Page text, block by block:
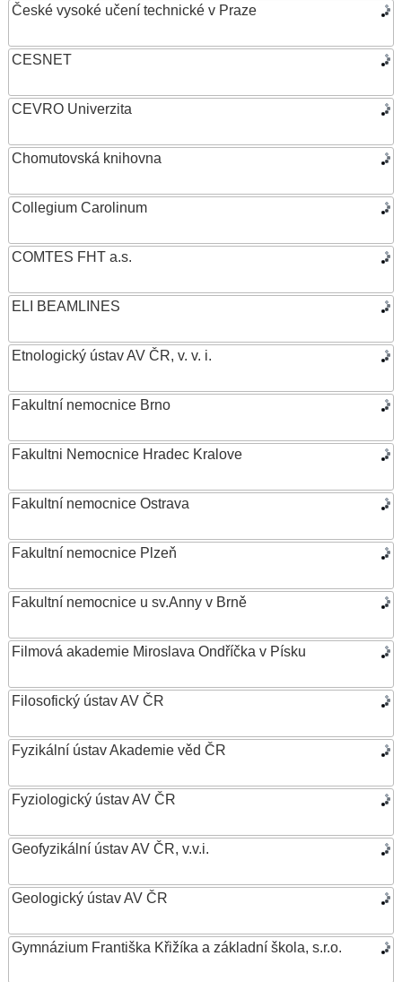
České vysoké učení technické v Praze
CESNET
CEVRO Univerzita
Chomutovská knihovna
Collegium Carolinum
COMTES FHT a.s.
ELI BEAMLINES
Etnologický ústav AV ČR, v. v. i.
Fakultní nemocnice Brno
Fakultni Nemocnice Hradec Kralove
Fakultní nemocnice Ostrava
Fakultní nemocnice Plzeň
Fakultní nemocnice u sv.Anny v Brně
Filmová akademie Miroslava Ondříčka v Písku
Filosofický ústav AV ČR
Fyzikální ústav Akademie věd ČR
Fyziologický ústav AV ČR
Geofyzikální ústav AV ČR, v.v.i.
Geologický ústav AV ČR
Gymnázium Františka Křižíka a základní škola, s.r.o.